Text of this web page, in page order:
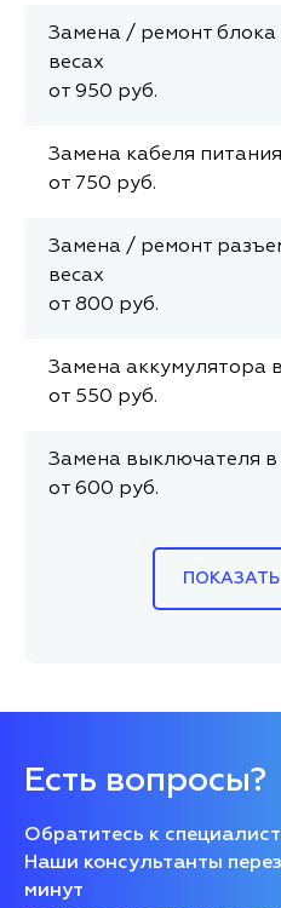
Замена / ремонт блока
весах
от 950 руб.
Замена кабеля
от 750 руб.
Замена / ремонт
весах
от 800 руб.
Замена аккумулятора
от 550 руб.
Замена выключателя в
от 600 руб.
Есть вопросы?
Обратитесь к
Наши консультанты
минут